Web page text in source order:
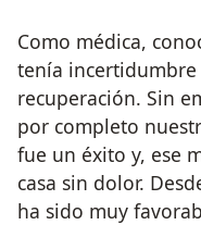
Como médica,
tenía incertidumbre
recuperación. Sin
por completo
fue un éxito y, ese
casa sin dolor.
ha sido muy